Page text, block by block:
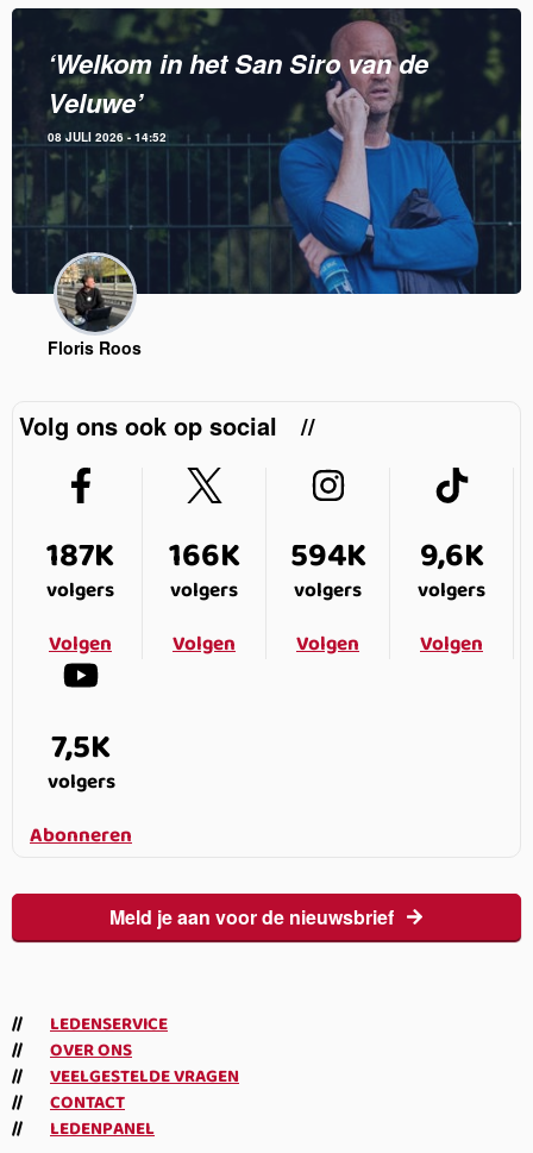
‘Welkom in het San Siro van de
Veluwe’
08 JULI 2026 - 14:52
Floris Roos
Volg ons ook op social
187K
volgers
Volgen
166K
volgers
Volgen
594K
volgers
Volgen
9,6K
volgers
Volgen
7,5K
volgers
Abonneren
Meld je aan voor de nieuwsbrief
LEDENSERVICE
OVER ONS
VEELGESTELDE VRAGEN
CONTACT
LEDENPANEL